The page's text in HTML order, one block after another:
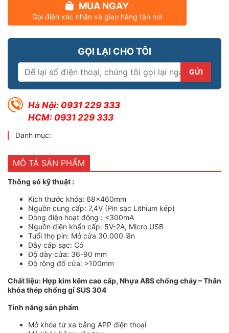
MUA NGAY
Gọi điện xác nhận và giao hàng tận nơi
GỌI LẠI CHO TÔI
Hà Nội: 0931 229 333
HCM: 0931 229 333
Danh mục:
MÔ TẢ SẢN PHẨM
Thông số kỹ thuật :
Kích thước khóa: 68x460mm
Nguồn cung cấp: 7,4V (Pin sạc Lithium kép)
Dòng điện hoạt động : <300mA
Nguồn điện khẩn cấp: 5V-2A, Micro USB
Tuổi thọ pin: Mở cửa 30.000 lần
Dây cáp sạc: Có
Độ dày cửa: 36-90 mm
Độ rộng đố cửa: >100mm
Chất liệu: Hợp kim kẽm cao cấp, Nhựa ABS chống cháy – Thân
khóa thép chống gỉ SUS 304
Tính năng sản phẩm
Mở khóa từ xa bằng APP điện thoại